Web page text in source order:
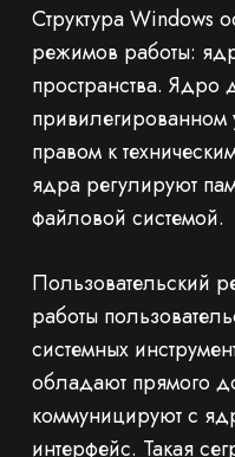
Структура Windows
режимов работы:
пространства. Ядро
правом к
ядра регулируют
файловой системой.
Пользовательский
работы
системных
обладают прямого
коммуницируют с
интерфейс. Такая